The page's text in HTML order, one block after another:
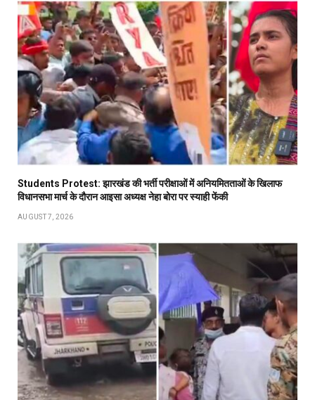
Students Protest: झारखंड की भर्ती परीक्षाओं में अनियमितताओं के खिलाफ
विधानसभा मार्च के दौरान आइसा अध्यक्ष नेहा बोरा पर स्याही फेंकी
AUGUST 7, 2026